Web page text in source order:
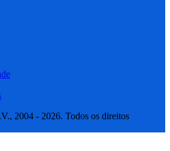
2004 - 2026. Todos os direitos